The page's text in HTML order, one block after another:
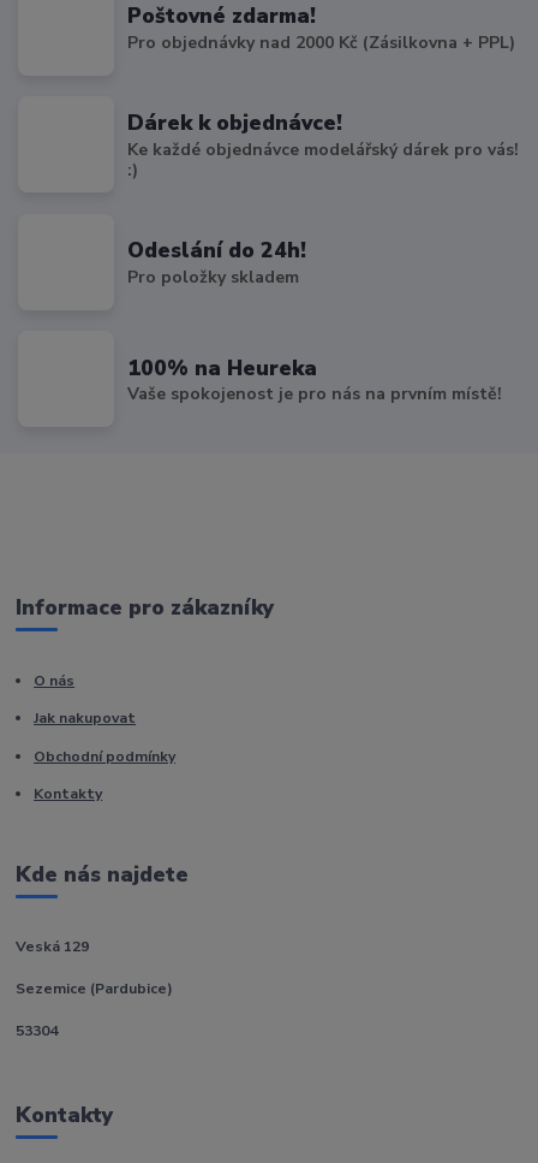
Poštovné zdarma!
Pro objednávky nad 2000 Kč (Zásilkovna + PPL)
Dárek k objednávce!
Ke každé objednávce modelářský dárek pro vás!
:)
Odeslání do 24h!
Pro položky skladem
100% na Heureka
Vaše spokojenost je pro nás na prvním místě!
Informace pro zákazníky
O nás
Jak nakupovat
Obchodní podmínky
Kontakty
Kde nás najdete
Veská 129
Sezemice (Pardubice)
53304
Kontakty